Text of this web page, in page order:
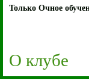
Только Очное
О клубе